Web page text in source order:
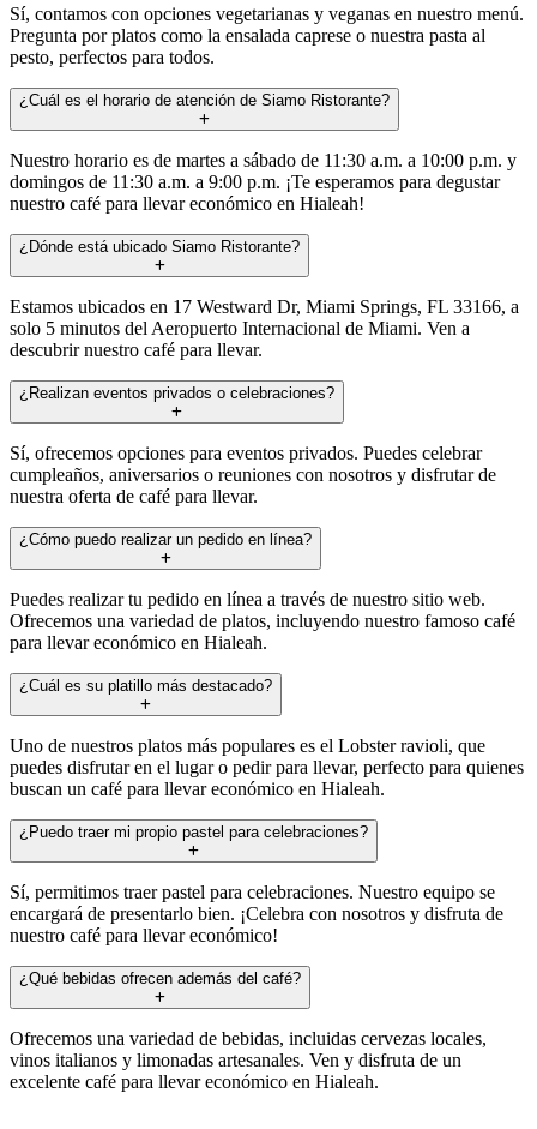
Sí, contamos con opciones vegetarianas y veganas en nuestro menú.
Pregunta por platos como la ensalada caprese o nuestra pasta al
pesto, perfectos para todos.
¿Cuál es el horario de atención de Siamo Ristorante?
Nuestro horario es de martes a sábado de 11:30 a.m. a 10:00 p.m. y
domingos de 11:30 a.m. a 9:00 p.m. ¡Te esperamos para degustar
nuestro café para llevar económico en Hialeah!
¿Dónde está ubicado Siamo Ristorante?
Estamos ubicados en 17 Westward Dr, Miami Springs, FL 33166, a
solo 5 minutos del Aeropuerto Internacional de Miami. Ven a
descubrir nuestro café para llevar.
¿Realizan eventos privados o celebraciones?
Sí, ofrecemos opciones para eventos privados. Puedes celebrar
cumpleaños, aniversarios o reuniones con nosotros y disfrutar de
nuestra oferta de café para llevar.
¿Cómo puedo realizar un pedido en línea?
Puedes realizar tu pedido en línea a través de nuestro sitio web.
Ofrecemos una variedad de platos, incluyendo nuestro famoso café
para llevar económico en Hialeah.
¿Cuál es su platillo más destacado?
Uno de nuestros platos más populares es el Lobster ravioli, que
puedes disfrutar en el lugar o pedir para llevar, perfecto para quienes
buscan un café para llevar económico en Hialeah.
¿Puedo traer mi propio pastel para celebraciones?
Sí, permitimos traer pastel para celebraciones. Nuestro equipo se
encargará de presentarlo bien. ¡Celebra con nosotros y disfruta de
nuestro café para llevar económico!
¿Qué bebidas ofrecen además del café?
Ofrecemos una variedad de bebidas, incluidas cervezas locales,
vinos italianos y limonadas artesanales. Ven y disfruta de un
excelente café para llevar económico en Hialeah.